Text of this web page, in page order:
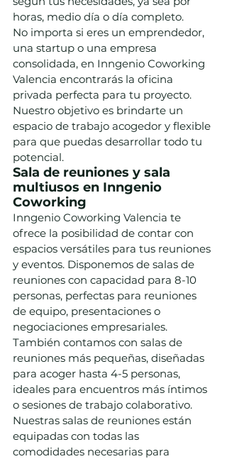
horas, medio día o día completo.
No importa si eres un emprendedor,
una startup o una empresa
consolidada, en Inngenio Coworking
Valencia encontrarás la oficina
privada perfecta para tu proyecto.
Nuestro objetivo es brindarte un
espacio de trabajo acogedor y flexible
para que puedas desarrollar todo tu
potencial.
Sala de reuniones y sala
multiusos en Inngenio
Coworking
Inngenio Coworking Valencia te
ofrece la posibilidad de contar con
espacios versátiles para tus reuniones
y eventos. Disponemos de salas de
reuniones con capacidad para 8-10
personas, perfectas para reuniones
de equipo, presentaciones o
negociaciones empresariales.
También contamos con salas de
reuniones más pequeñas, diseñadas
para acoger hasta 4-5 personas,
ideales para encuentros más íntimos
o sesiones de trabajo colaborativo.
Nuestras salas de reuniones están
equipadas con todas las
comodidades necesarias para